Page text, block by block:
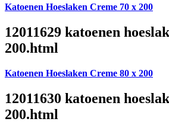
Katoenen Hoeslaken Creme 70 x 200
12011629 katoenen
200.html
Katoenen Hoeslaken Creme 80 x 200
12011630 katoenen
200.html